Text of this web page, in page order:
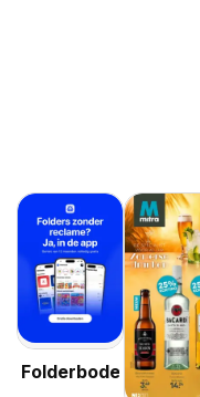
Folderbode